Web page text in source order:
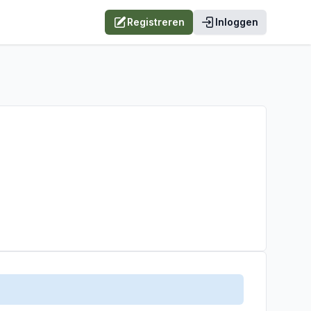
Registreren Inloggen